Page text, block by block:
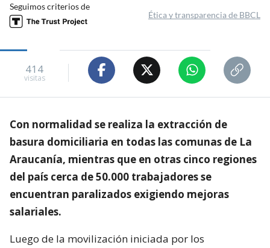
Seguimos criterios de
Ética y transparencia de BBCL
414
visitas
Con normalidad se realiza la extracción de
basura domiciliaria en todas las comunas de La
Araucanía, mientras que en otras cinco regiones
del país cerca de 50.000 trabajadores se
encuentran paralizados exigiendo mejoras
salariales.
Luego de la movilización iniciada por los